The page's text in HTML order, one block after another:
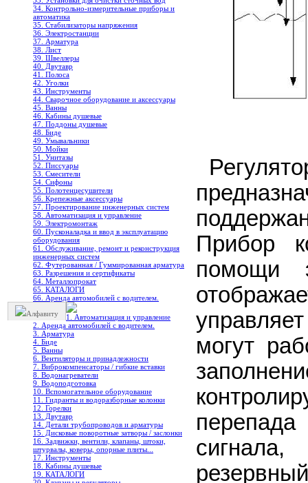
34. Контрольно-измерительные приборы и
автоматика
35. Стабилизаторы напряжения
36. Электростанции
37. Арматура
38. Лист
39. Швеллеры
40. Двутавр
41. Полоса
42. Уголки
43. Инструменты
44. Сварочное оборудование и аксессуары
45. Ванны
46. Кабины душевые
47. Поддоны душевые
48. Биде
49. Умывальники
50. Мойки
51. Унитазы
52. Писсуары
53. Смесители
54. Сифоны
55. Полотенцесушители
56. Крепежные аксессуары
57. Проектирование инженерных систем
58. Автоматизация и управление
59. Электромонтаж
60. Пусконаладка и ввод в эксплуатацию
оборудования
61. Обслуживание, ремонт и реконструкция
инженерных систем
62. Футерованная / Гуммированная арматура
63. Разрешения и сертификаты
64. Металлопрокат
65. КАТАЛОГИ
66. Аренда автомобилей с водителем.
Алфавиту
1. Автоматизация и управление
2. Аренда автомобилей с водителем.
3. Арматура
4. Биде
5. Ванны
6. Вентиляторы и принадлежности
7. Виброкомпенсаторы / гибкие вставки
8. Водонагреватели
9. Водоподготовка
10. Вспомогательное оборудование
11. Гидранты и водоразборные колонки
12. Горелки
13. Двутавр
14. Детали трубопроводов и арматуры
15. Дисковые поворотные затворы / заслонки
16. Задвижки, вентили, клапаны, штоки,
штурвалы, коверы, опорные плиты...
17. Инструменты
18. Кабины душевые
19. КАТАЛОГИ
Прибор
помощи
могут